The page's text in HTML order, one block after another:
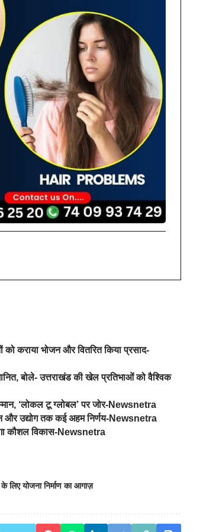
कराया भोजन और वितरित किया प्रसाद-
बोले- उत्तराखंड की खेल प्रतिभाओं को वैश्विक
‘लोकल टू ग्लोबल’ पर जोर-Newsnetra
उद्योग तक कई अहम निर्णय-Newsnetra
कौशल विकास-Newsnetra
लिए योजना निर्माण का आगाज़